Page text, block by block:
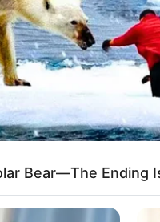
Madrid, por prej tre
dashur të paguajë 12
Bear—The Ending